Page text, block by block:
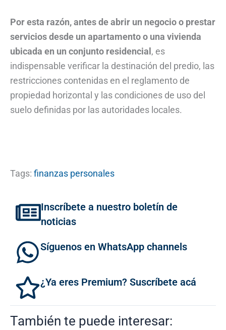
Por esta razón, antes de abrir un negocio o prestar
servicios desde un apartamento o una vivienda
ubicada en un conjunto residencial , es
indispensable verificar la destinación del predio, las
restricciones contenidas en el reglamento de
propiedad horizontal y las condiciones de uso del
suelo definidas por las autoridades locales.
Tags: finanzas personales
Inscríbete a nuestro boletín de
noticias
Síguenos en WhatsApp channels
¿Ya eres Premium? Suscríbete acá
También te puede interesar: